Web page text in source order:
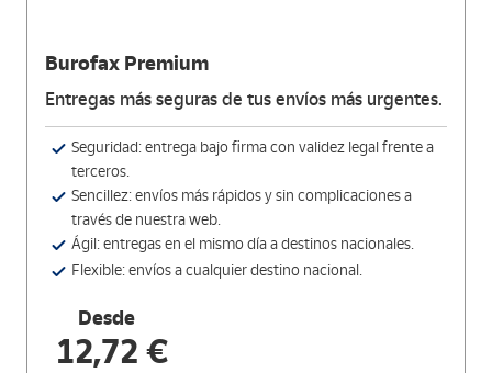
Burofax Premium
Entregas más seguras de tus envíos más urgentes.
Seguridad: entrega bajo firma con validez legal frente a
terceros.
Sencillez: envíos más rápidos y sin complicaciones a
través de nuestra web.
Ágil: entregas en el mismo día a destinos nacionales.
Flexible: envíos a cualquier destino nacional.
Desde
12,72 €